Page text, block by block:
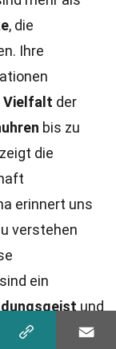
, die
Ihre
Vielfalt der
bis zu
die
erinnert uns
verstehen
sind ein
und
oder ein